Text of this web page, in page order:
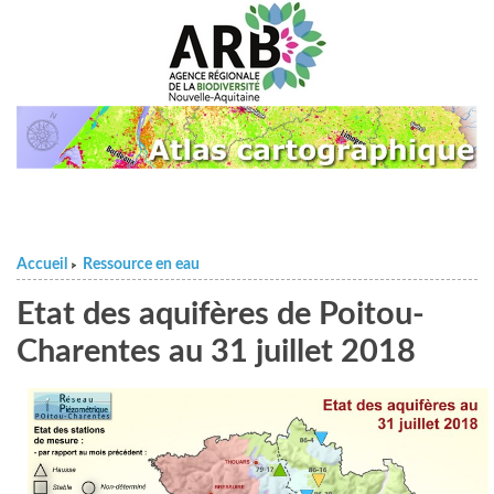
Accueil > Ressource en eau
Etat des aquifères de Poitou-
Charentes au 31 juillet 2018